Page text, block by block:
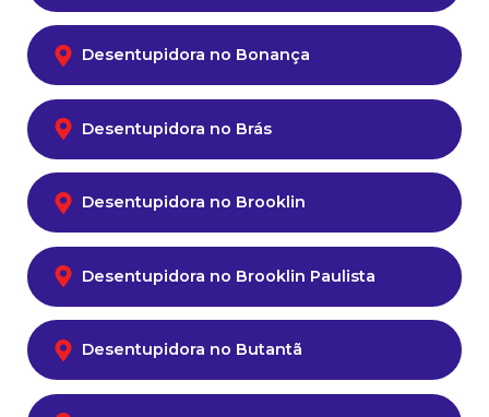
Desentupidora no Bonança
Desentupidora no Brás
Desentupidora no Brooklin
Desentupidora no Brooklin Paulista
Desentupidora no Butantã